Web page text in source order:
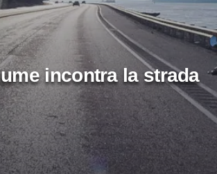
incontra la strada